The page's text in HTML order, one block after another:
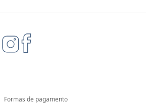
Formas de pagamento